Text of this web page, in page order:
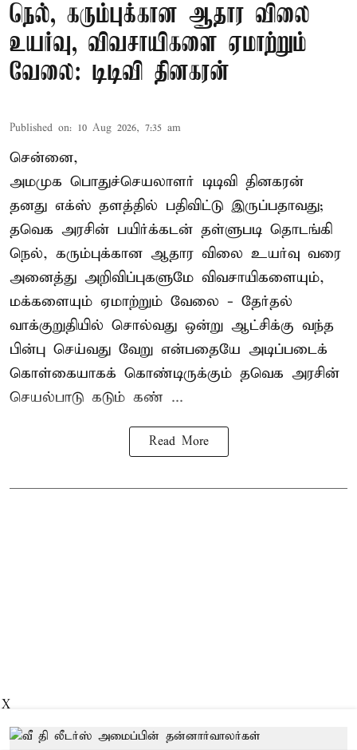
நெல், கரும்புக்கான ஆதார விலை
உயர்வு, விவசாயிகளை ஏமாற்றும்
வேலை: டிடிவி தினகரன்
Published on: 10 Aug 2026, 7:35 am
சென்னை,
அமமுக பொதுச்செயலாளர் டிடிவி தினகரன்
தனது எக்ஸ் தளத்தில் பதிவிட்டு இருப்பதாவது;
தவெக அரசின் பயிர்க்கடன் தள்ளுபடி தொடங்கி
நெல், கரும்புக்கான ஆதார விலை உயர்வு வரை
அனைத்து அறிவிப்புகளுமே விவசாயிகளையும்,
மக்களையும் ஏமாற்றும் வேலை - தேர்தல்
வாக்குறுதியில் சொல்வது ஒன்று ஆட்சிக்கு வந்த
பின்பு செய்வது வேறு என்பதையே அடிப்படைக்
கொள்கையாகக் கொண்டிருக்கும் தவெக அரசின்
செயல்பாடு கடும் கண் ...
Read More
X